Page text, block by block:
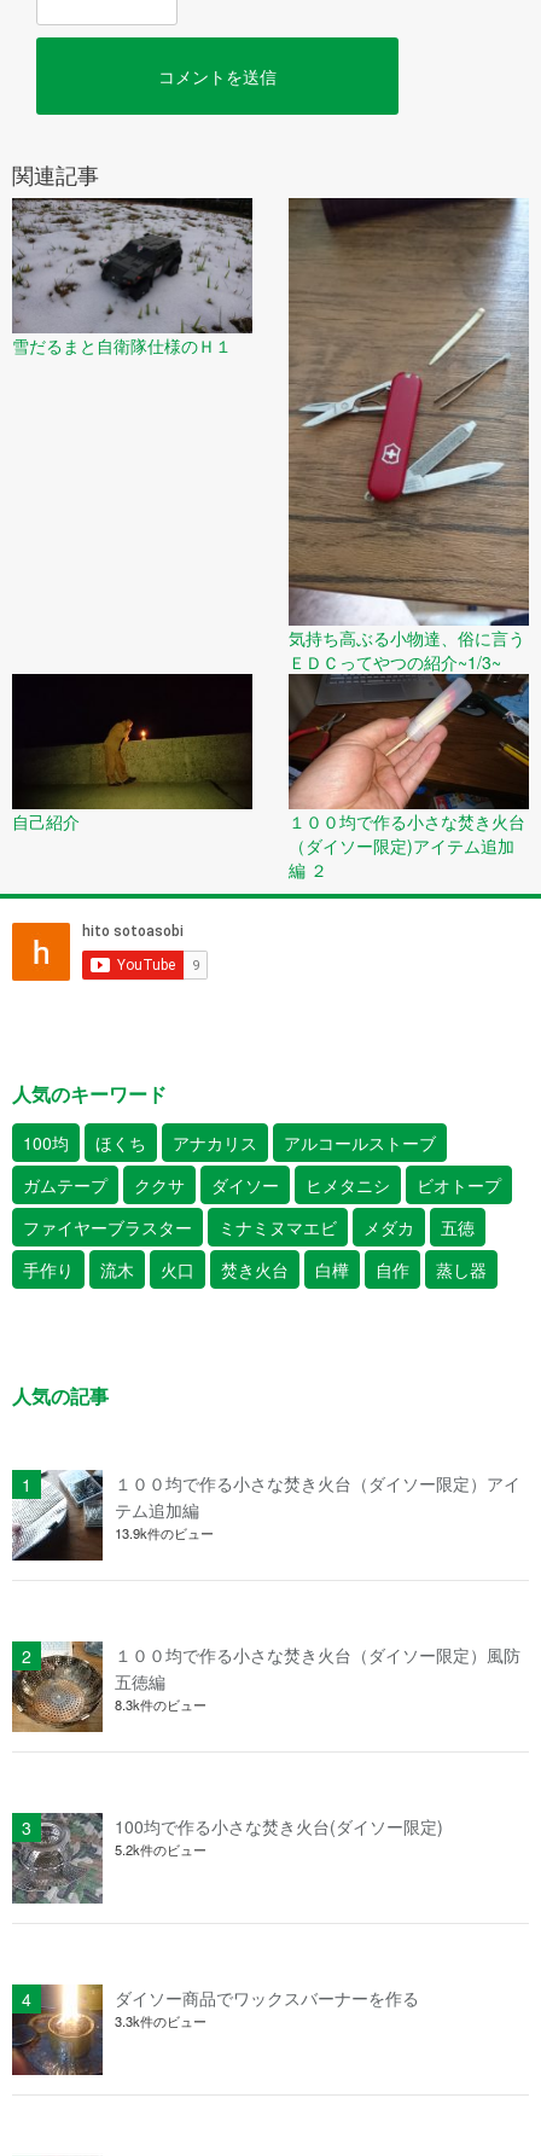
関連記事
雪だるまと自衛隊仕様のＨ１
気持ち高ぶる小物達、俗に言う
ＥＤＣってやつの紹介~1/3~
自己紹介
１００均で作る小さな焚き火台
（ダイソー限定)アイテム追加
編 ２
人気のキーワード
100均 ほくち アナカリス
アルコールストーブ
ガムテープ
ククサ ダイソー ヒメタニシ
ビオトープ
ファイヤーブラスター
ミナミヌマエビ メダカ
五徳
手作り
流木 火口 焚き火台 白樺 自作 蒸し器
人気の記事
１００均で作る小さな焚き火台（ダイソー限定）アイ
テム追加編
13.9k件のビュー
１００均で作る小さな焚き火台（ダイソー限定）風防
五徳編
8.3k件のビュー
100均で作る小さな焚き火台(ダイソー限定)
5.2k件のビュー
ダイソー商品でワックスバーナーを作る
3.3k件のビュー